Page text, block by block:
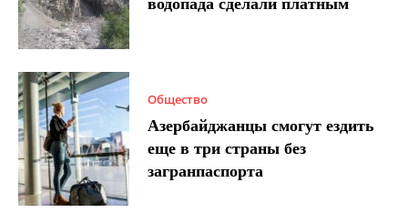
водопада сделали платным
Общество
Азербайджанцы смогут ездить
еще в три страны без
загранпаспорта